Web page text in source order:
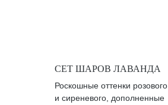
СЕТ ШАРОВ ЛАВАНДА
Роскошные оттенки розового
и сиреневого, дополненные